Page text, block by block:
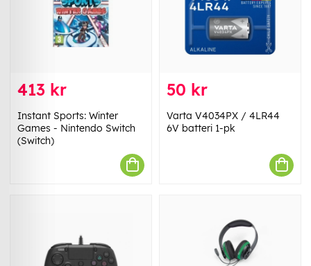
413 kr
Instant Sports: Winter
Games - Nintendo Switch
(Switch)
50 kr
Varta V4034PX / 4LR44
6V batteri 1-pk